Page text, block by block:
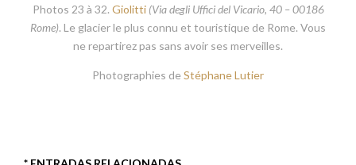
Photos 23 à 32. Giolitti (Via degli Uffici del Vicario, 40 – 00186
Rome). Le glacier le plus connu et touristique de Rome. Vous
ne repartirez pas sans avoir ses merveilles.
Photographies de Stéphane Lutier